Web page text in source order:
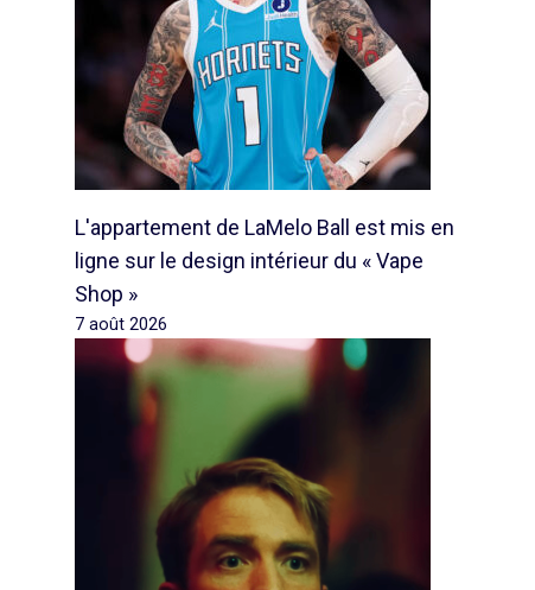
L'appartement de LaMelo Ball est mis en
ligne sur le design intérieur du « Vape
Shop »
7 août 2026